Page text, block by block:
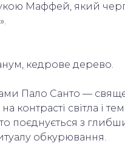
Маффей, який
кедрове дерево.
Пало Санто —
контрасті світла і
поєднується з
обкурювання.